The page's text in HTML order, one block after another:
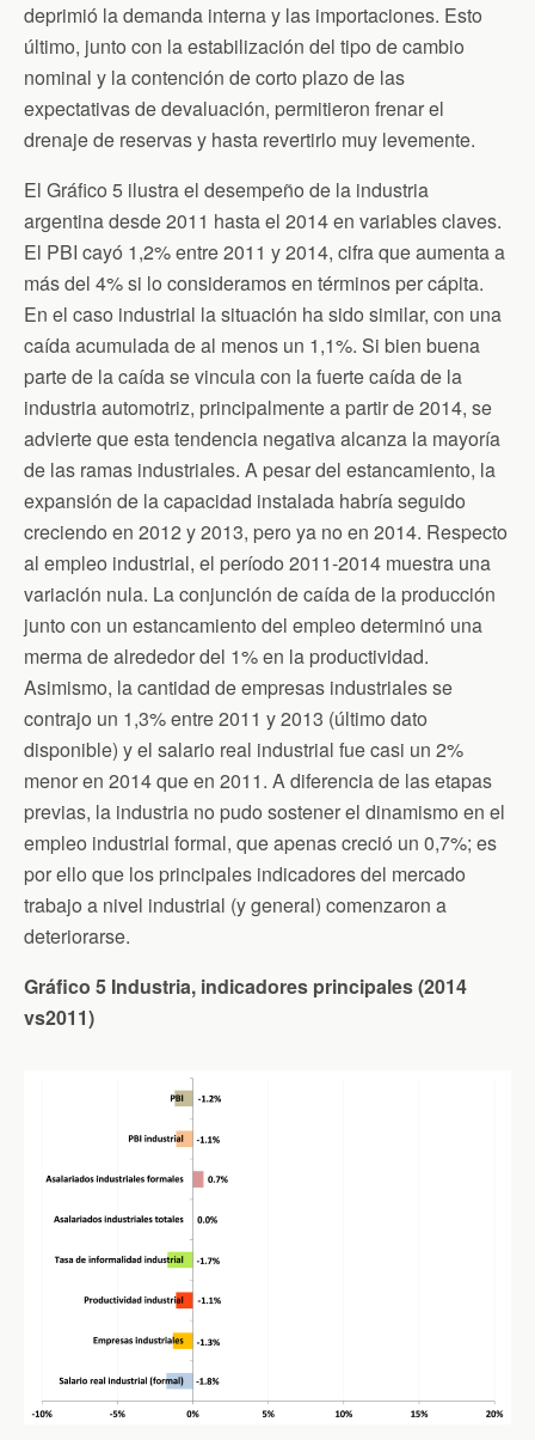
deprimió la demanda interna y las importaciones. Esto
último, junto con la estabilización del tipo de cambio
nominal y la contención de corto plazo de las
expectativas de devaluación, permitieron frenar el
drenaje de reservas y hasta revertirlo muy levemente.
El Gráfico 5 ilustra el desempeño de la industria
argentina desde 2011 hasta el 2014 en variables claves.
El PBI cayó 1,2% entre 2011 y 2014, cifra que aumenta a
más del 4% si lo consideramos en términos per cápita.
En el caso industrial la situación ha sido similar, con una
caída acumulada de al menos un 1,1%. Si bien buena
parte de la caída se vincula con la fuerte caída de la
industria automotriz, principalmente a partir de 2014, se
advierte que esta tendencia negativa alcanza la mayoría
de las ramas industriales. A pesar del estancamiento, la
expansión de la capacidad instalada habría seguido
creciendo en 2012 y 2013, pero ya no en 2014. Respecto
al empleo industrial, el período 2011-2014 muestra una
variación nula. La conjunción de caída de la producción
junto con un estancamiento del empleo determinó una
merma de alrededor del 1% en la productividad.
Asimismo, la cantidad de empresas industriales se
contrajo un 1,3% entre 2011 y 2013 (último dato
disponible) y el salario real industrial fue casi un 2%
menor en 2014 que en 2011. A diferencia de las etapas
previas, la industria no pudo sostener el dinamismo en el
empleo industrial formal, que apenas creció un 0,7%; es
por ello que los principales indicadores del mercado
trabajo a nivel industrial (y general) comenzaron a
deteriorarse.
Gráfico 5 Industria, indicadores principales (2014
vs2011)